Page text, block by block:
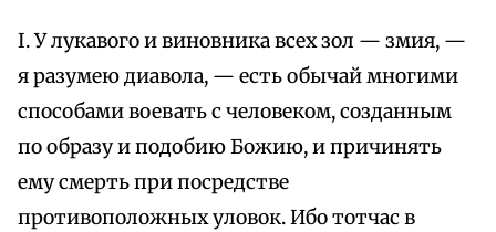
I. У лукавого и виновника всех зол — змия, —
я разумею диавола, — есть обычай многими
способами воевать с человеком, созданным
по образу и подобию Божию, и причинять
ему смерть при посредстве
противоположных уловок. Ибо тотчас в